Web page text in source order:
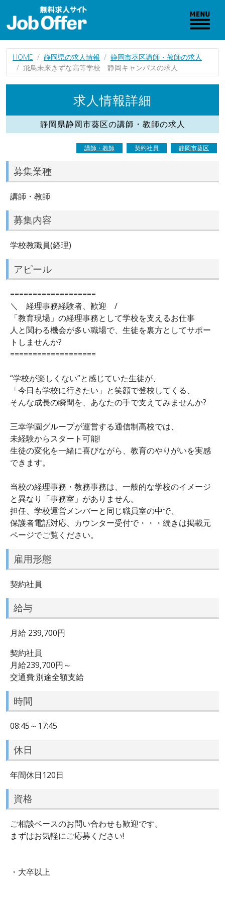
HOME 静岡県の求人情報
静岡市葵区講師・教師の求人
飛鳥未来きずな高等学校 静岡キャンパスの求人
求人情報詳細
静岡県静岡市葵区の講師・教師の求人
講師・教師 契約社員 静岡市葵区
募集業種
講師・教師
募集内容
学校教職員(経理)
アピール
===================
＼ 経理事務経験者、歓迎 /
「教育現場」の経理事務として学校を支えるお仕事
人と関わる機会が多い職場で、生徒を裏方としてサポー
トしませんか?
===================
“学校が楽しくない”と感じていた生徒が、
「今日も学校に行きたい」と笑顔で登校してくる、
そんな成長の瞬間を、あなたの手で支えてみませんか?
三幸学園グループが運営する通信制高校では、
未経験からスタート可能!
生徒の変化を一緒に喜びながら、教育のやりがいを実感
できます。
当校の経理事務・教務事務は、一般的な学校のイメージ
と異なり「事務室」がありません。
担任、学校運営メンバーと同じ職員室の中で、
保護者電話対応、カウンター受付で・・・続きは掲載元
ページでご覧ください。
雇用形態
契約社員
給与
月給 239,700円
契約社員
月給239,700円～
交通費:別途全額支給
時間
08:45～17:45
休日
年間休日120日
資格
ご相談ベースのお問い合わせも歓迎です。
まずはお気軽にご応募ください!
・大卒以上